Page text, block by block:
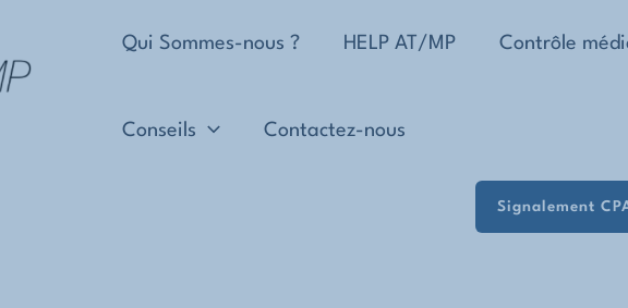
Qui Sommes-nous ? HELP AT/MP Contrôle
Conseils Contactez-nous
Signalement